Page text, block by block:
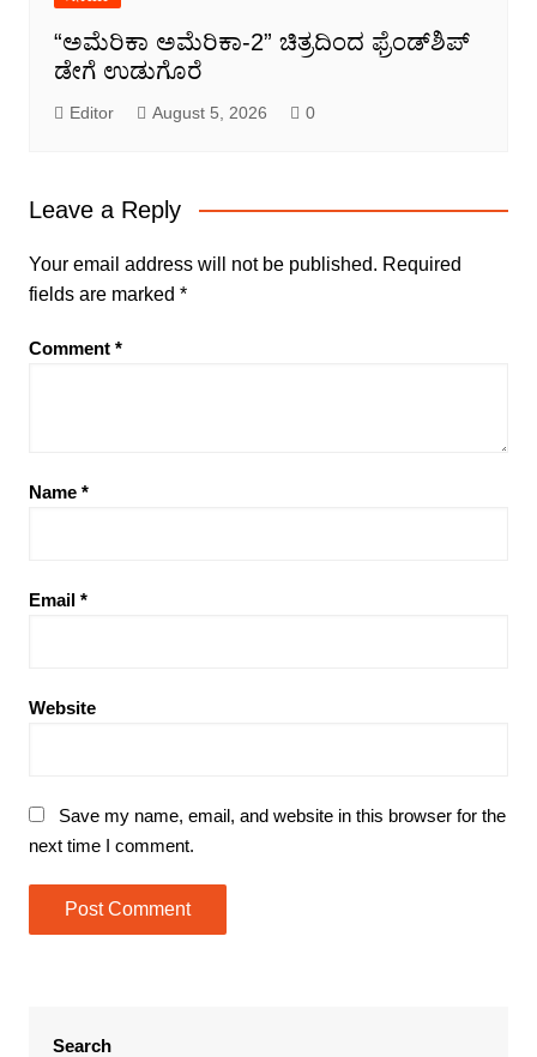
“ಅಮೆರಿಕಾ ಅಮೆರಿಕಾ-2” ಚಿತ್ರದಿಂದ ಫ್ರೆಂಡ್‍ಶಿಪ್
ಡೇಗೆ ಉಡುಗೊರೆ
Editor August 5, 2026 0
Leave a Reply
Your email address will not be published. Required
fields are marked *
Comment *
Name *
Email *
Website
Save my name, email, and website in this browser for the
next time I comment.
Search